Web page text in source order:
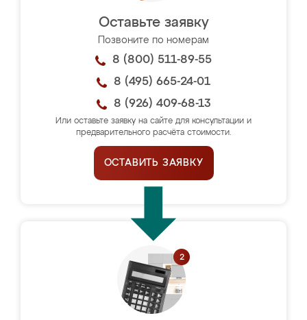
Оставьте заявку
Позвоните по номерам
8 (800) 511-89-55
8 (495) 665-24-01
8 (926) 409-68-13
Или оставьте заявку на сайте для консультации и
предварительного расчёта стоимости.
ОСТАВИТЬ ЗАЯВКУ